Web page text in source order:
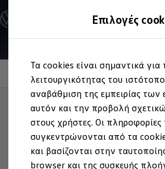
Επιλογές
Τα cookies είναι σημαντικά
λειτουργικότητας του
αναβάθμιση της εμπειρίας των
αυτόν και την προβολή
στους χρήστες. Οι πληροφορίες
συγκεντρώνονται από τα
και βασίζονται στην
browser και της συσκευής
στο
περιεχόμενο
στο
footer
Ανακαλύψτε τα Μοντέλα
Διαμορφώστε το
Επαγγελματικά Οχήματα
Ηλεκτρικά & eHybrid μοντέλα
Ηλεκτρικά μοντέλα
ID.3 Neo
Νέο ID. Polo
ID.4
ID.4 GTX
ID.5
ID.5 GTX
ID.7
ID.7 GTX
Κλιματισμός
Ευχάριστη